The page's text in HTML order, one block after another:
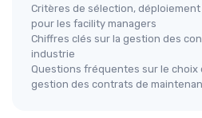
Critères de sélection,
pour les facility managers
Chiffres clés sur la gestion des
industrie
Questions fréquentes sur le choix
gestion des contrats de